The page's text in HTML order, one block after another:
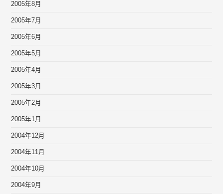
2005年8月
2005年7月
2005年6月
2005年5月
2005年4月
2005年3月
2005年2月
2005年1月
2004年12月
2004年11月
2004年10月
2004年9月